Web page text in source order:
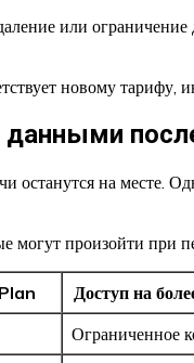
или
новому тарифу,
данными
на месте.
могут произойти при
Доступ на
Ограниченное